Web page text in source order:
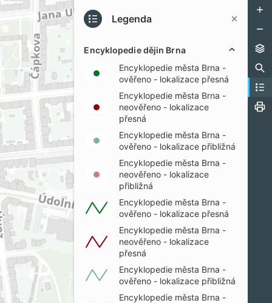
Legenda
Encyklopedie dějin Brna
Encyklopedie města Brna -
ověřeno - lokalizace přesná
Encyklopedie města Brna -
neověřeno - lokalizace
přesná
Encyklopedie města Brna -
ověřeno - lokalizace přibližná
Encyklopedie města Brna -
neověřeno - lokalizace
přibližná
Encyklopedie města Brna -
ověřeno - lokalizace přesná
Encyklopedie města Brna -
neověřeno - lokalizace
přesná
Encyklopedie města Brna -
ověřeno - lokalizace přibližná
Encyklopedie města Brna -